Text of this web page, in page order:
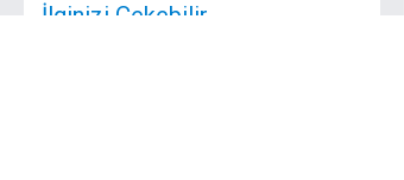
İlginizi Çekebilir